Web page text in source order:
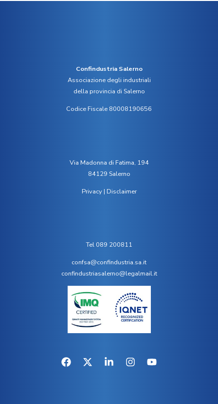
Confindustria Salerno
Associazione degli industriali
della provincia di Salerno
Codice Fiscale 80008190656
Via Madonna di Fatima, 194
84129 Salerno
Privacy| Disclaimer
Tel 089 200811
confsa@confindustria.sa.it
confindustriasalerno@legalmail.it